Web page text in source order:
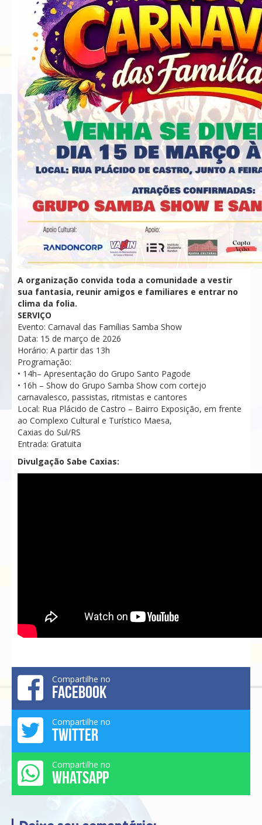
A organização convida toda a comunidade a vestir
sua fantasia, reunir amigos e familiares e entrar no
clima da folia.
SERVIÇO
Evento: Carnaval das Famílias Samba Show
Data: 15 de março de 2026
Horário: A partir das 13h
Programação:
• 14h– Apresentação do Grupo Santo Pagode
• 16h – Show do Grupo Samba Show com cortejo
carnavalesco, passistas, ritmistas e cantores
Local: Rua Plácido de Castro – Bairro Exposição, em frente
ao Complexo Cultural e Turístico Maesa,
Caxias do Sul/RS
Entrada: Gratuita
Divulgação Sabe Caxias:
Compartilhe no
FACEBOOK
Compartilhe no
TWITTER
Compartilhe no
WHATSAPP